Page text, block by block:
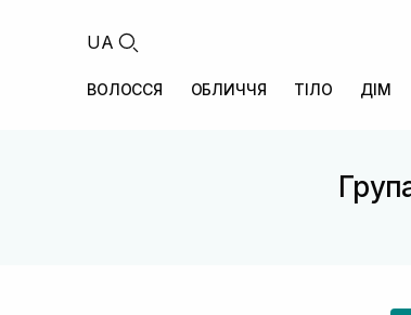
UA
ВОЛОССЯ ОБЛИЧЧЯ ТІЛО ДІМ